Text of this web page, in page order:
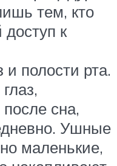
тем, кто
к
и полости рта.
сна,
Ушные
маленькие,